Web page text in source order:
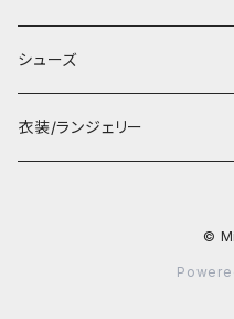
シューズ
衣装/ランジェリー
©